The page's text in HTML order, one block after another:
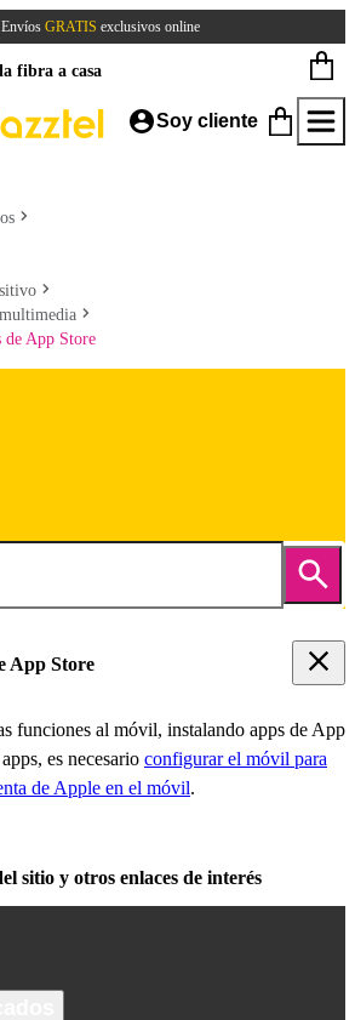
Envíos GRATIS exclusivos online
fibra a casa
Soy cliente
de App Store
App Store
funciones al móvil, instalando apps de App
es necesario configurar el móvil para
de Apple en el móvil.
sitio y otros enlaces de interés